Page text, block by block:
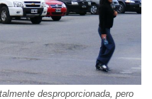
desproporcionada, pero